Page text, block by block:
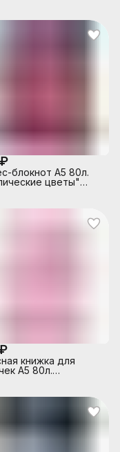
блокнот А5 80л.
цветы"
книжка для
А5 80л.
фольга